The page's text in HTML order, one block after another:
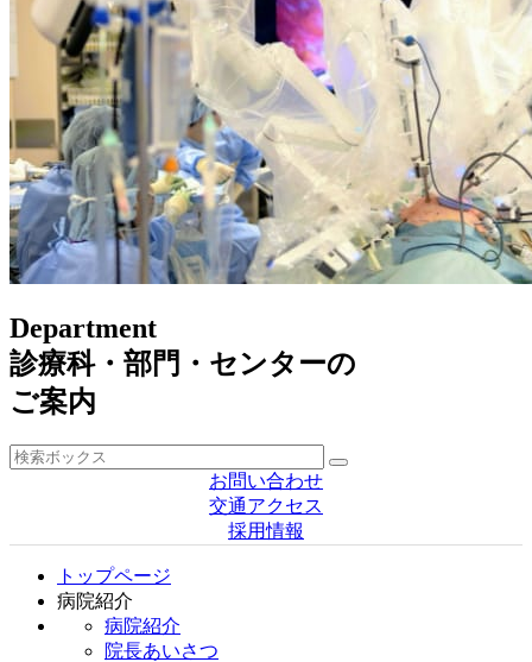
Department
診療科・部門・センターの
ご案内
お問い合わせ
交通アクセス
採用情報
トップページ
病院紹介
病院紹介
院長あいさつ